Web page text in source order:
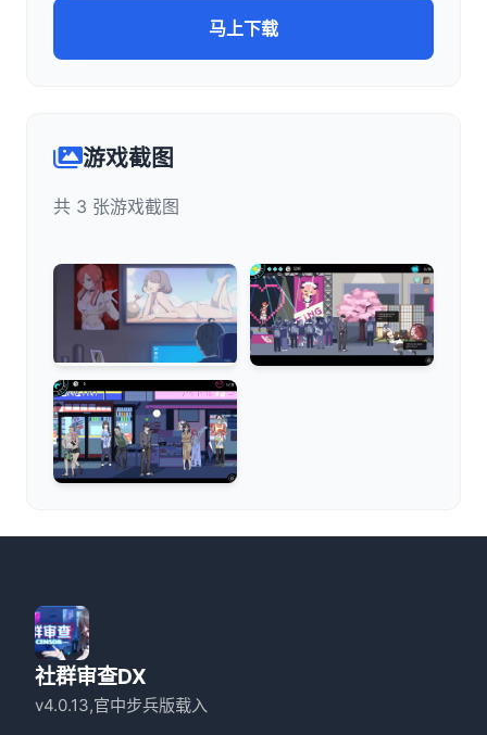
马上下载
游戏截图
共 3 张游戏截图
社群审查DX
v4.0.13,官中步兵版载入